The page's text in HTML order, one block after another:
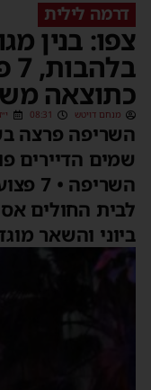
דרמה לילית
בנין
מנחם דויטש 08:31 י״ז בשבט
הדיירים
השריפה •
החולים
והשאר